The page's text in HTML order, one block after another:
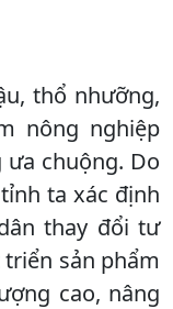
thổ nhưỡng,
nông nghiệp
chuộng. Do
ta xác định
thay đổi tư
sản phẩm
cao, nâng